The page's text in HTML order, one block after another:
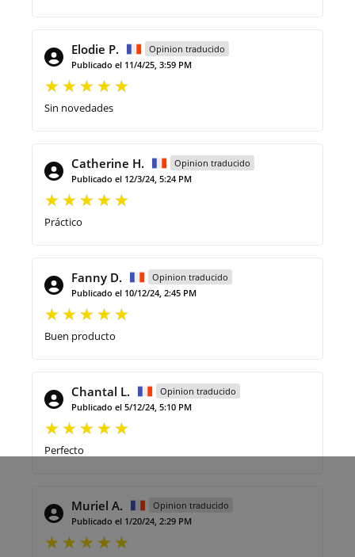
Elodie P.
Opinion traducido
Publicado el 11/4/25, 3:59 PM
Sin novedades
Catherine H.
Opinion traducido
Publicado el 12/3/24, 5:24 PM
Práctico
Fanny D.
Opinion traducido
Publicado el 10/12/24, 2:45 PM
Buen producto
Chantal L.
Opinion traducido
Publicado el 5/12/24, 5:10 PM
Perfecto
Muriel A.
Opinion traducido
Publicado el 1/20/24, 2:29 PM